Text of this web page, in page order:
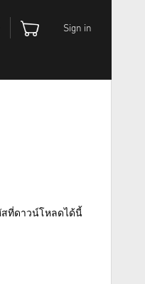
Sign in
หัสที่ดาวน์โหลดได้นี้